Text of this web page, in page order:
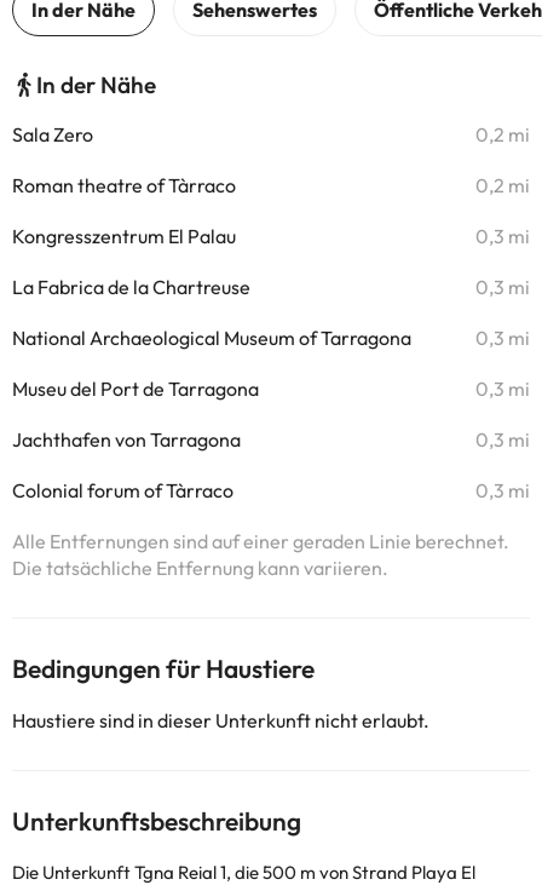
In der Nähe
Sala Zero 0,2 mi
Roman theatre of Tàrraco 0,2 mi
Kongresszentrum El Palau 0,3 mi
La Fabrica de la Chartreuse 0,3 mi
National Archaeological Museum of Tarragona 0,3 mi
Museu del Port de Tarragona 0,3 mi
Jachthafen von Tarragona 0,3 mi
Colonial forum of Tàrraco 0,3 mi
Alle Entfernungen sind auf einer geraden Linie berechnet.
Die tatsächliche Entfernung kann variieren.
Bedingungen für Haustiere
Haustiere sind in dieser Unterkunft nicht erlaubt.
Unterkunftsbeschreibung
Die Unterkunft Tgna Reial 1, die 500 m von Strand Playa El